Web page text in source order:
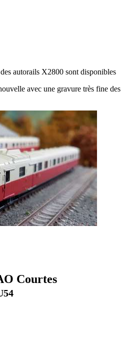
autorails X2800 sont disponibles
avec une gravure très fine des
Courtes